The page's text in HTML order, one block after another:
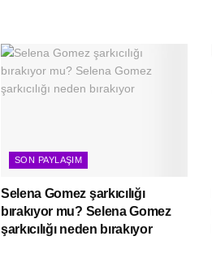
SON PAYLAŞIM
Selena Gomez şarkıcılığı
bırakıyor mu? Selena Gomez
şarkıcılığı neden bırakıyor